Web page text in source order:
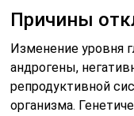
Причины
Изменение уровня
андрогены,
репродуктивной
организма.